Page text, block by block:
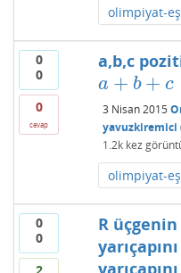
olimpiyat-
0
0
0
cevap
a,b,c
a + b + c
a+b+c =1
3 Nisan 2015
yavuzkiremici
1.2kkez
olimpiyat-
0
0
R